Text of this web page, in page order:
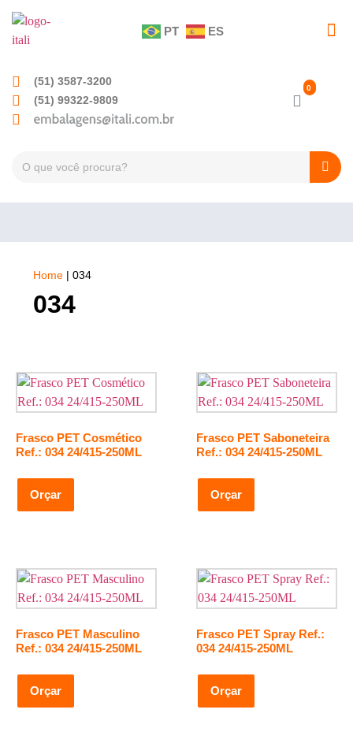
PT ES
(51) 3587-3200
(51) 99322-9809
Home |034
034
Frasco PET Cosmético
Ref.: 034 24/415-250ML
Orçar
Frasco PET Saboneteira
Ref.: 034 24/415-250ML
Orçar
Frasco PET Masculino
Ref.: 034 24/415-250ML
Orçar
Frasco PET Spray Ref.:
034 24/415-250ML
Orçar